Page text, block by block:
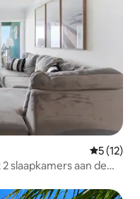
5 (12)
slaapkamers aan de